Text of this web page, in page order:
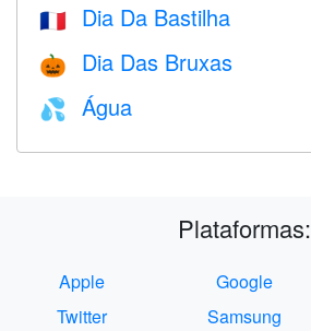
🇫🇷 Dia Da Bastilha
🎃 Dia Das Bruxas
💦 Água
Plataformas:
Apple Google
Twitter
Samsung